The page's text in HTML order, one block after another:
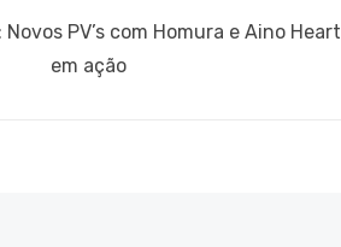
PV’s com Homura e Aino Heart
em ação